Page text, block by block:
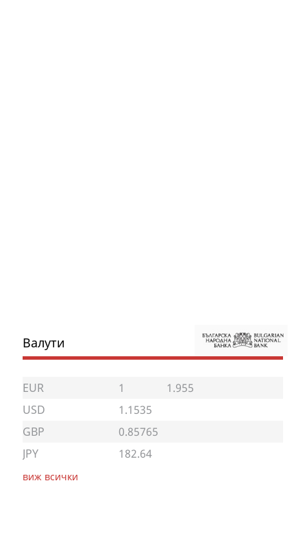
Валути
EUR 1
1.955
USD
1.1535
GBP
0.85765
JPY
182.64
виж всички